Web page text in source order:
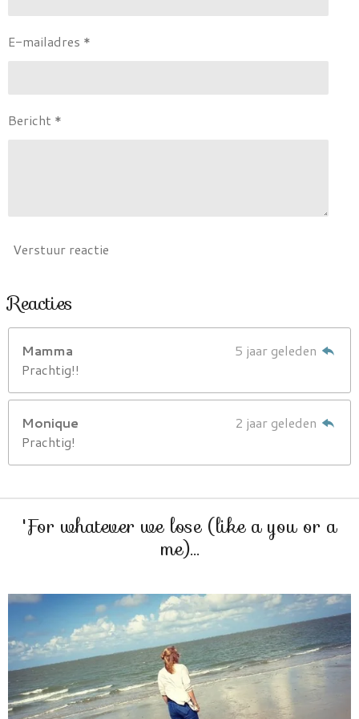
E-mailadres *
Bericht *
Verstuur reactie
Reacties
Mamma
5 jaar geleden
Prachtig!!
Monique
2 jaar geleden
Prachtig!
'For whatever we lose (like a you or a
me)...